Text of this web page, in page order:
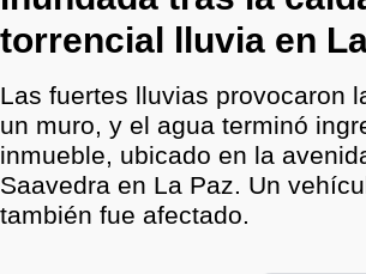
torrencial lluvia en
Las fuertes lluvias provocaron
un muro, y el agua terminó
inmueble, ubicado en la
Saavedra en La Paz. Un
también fue afectado.